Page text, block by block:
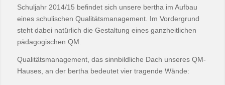
Schuljahr 2014/15 befindet sich unsere bertha im Aufbau
eines schulischen Qualitätsmanagement. Im Vordergrund
steht dabei natürlich die Gestaltung eines ganzheitlichen
pädagogischen QM.
Qualitätsmanagement, das sinnbildliche Dach unseres QM-
Hauses, an der bertha bedeutet vier tragende Wände: